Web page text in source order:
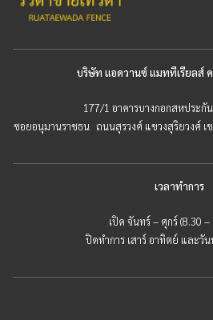
บริษัท แอดวานซ์ แมททีเรียลส์ ค
177/1 อาคารบางกอกสหประกั
ซอยอนุมานราชธน ถนนสุรวงศ์ แขวงสุริยวงศ์ เ
เวลาทำการ
เปิด จันทร์ – ศุกร์ (8.30 –
ปิดทำการ เสาร์ อาทิตย์ และ